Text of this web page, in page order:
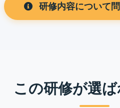
研修内容について
この研修が選